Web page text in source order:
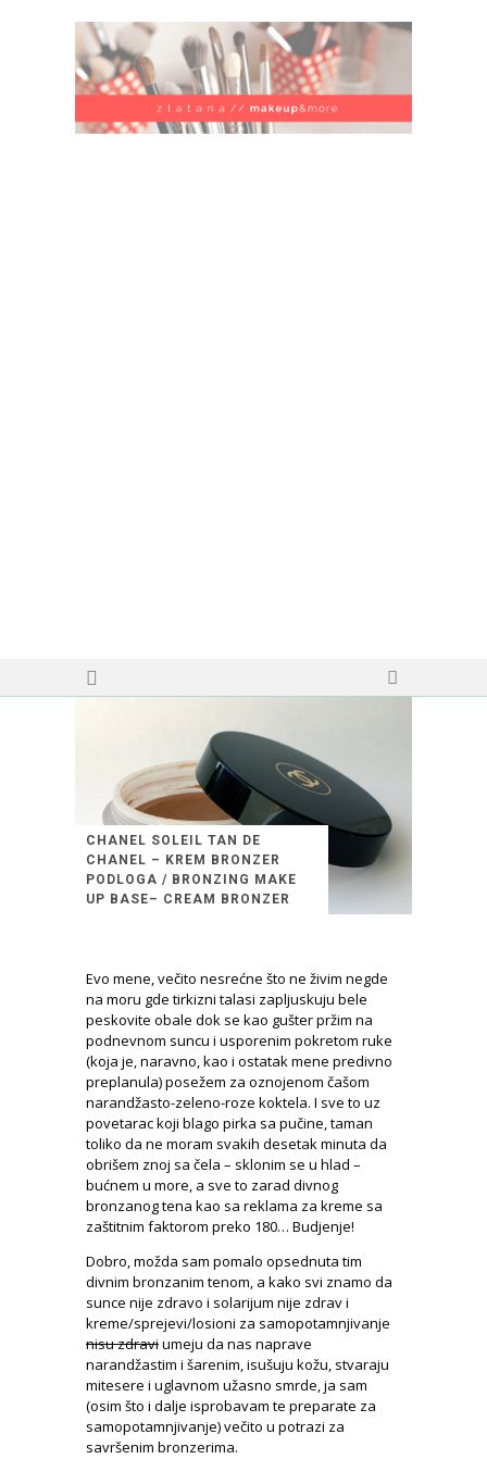
CHANEL SOLEIL TAN DE
CHANEL – KREM BRONZER
PODLOGA / BRONZING MAKE
UP BASE– CREAM BRONZER
Evo mene, večito nesrećne što ne živim negde
na moru gde tirkizni talasi zapljuskuju bele
peskovite obale dok se kao gušter pržim na
podnevnom suncu i usporenim pokretom ruke
(koja je, naravno, kao i ostatak mene predivno
preplanula) posežem za oznojenom čašom
narandžasto-zeleno-roze koktela. I sve to uz
povetarac koji blago pirka sa pučine, taman
toliko da ne moram svakih desetak minuta da
obrišem znoj sa čela – sklonim se u hlad –
bućnem u more, a sve to zarad divnog
bronzanog tena kao sa reklama za kreme sa
zaštitnim faktorom preko 180… Budjenje!
Dobro, možda sam pomalo opsednuta tim
divnim bronzanim tenom, a kako svi znamo da
sunce nije zdravo i solarijum nije zdrav i
kreme/sprejevi/losioni za samopotamnjivanje
nisu zdraviumeju da nas naprave
narandžastim i šarenim, isušuju kožu, stvaraju
mitesere i uglavnom užasno smrde, ja sam
(osim što i dalje isprobavam te preparate za
samopotamnjivanje) večito u potrazi za
savršenim bronzerima.